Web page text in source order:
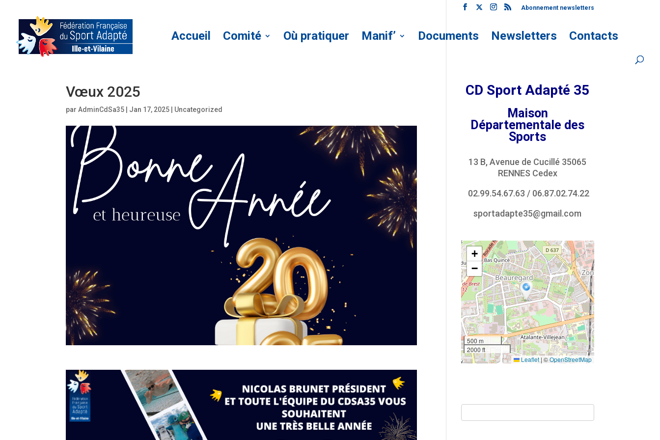
Abonnement newsletters
Accueil Comité Où pratiquer Manif’ Documents Newsletters Contacts
Vœux 2025
parAdminCdSa35 Jan 17, 2025 Uncategorized
CD Sport Adapté 35
Maison
Départementale des
Sports
13 B, Avenue de Cucillé 35065
RENNES Cedex
02.99.54.67.63 / 06.87.02.74.22
sportadapte35@gmail.com
+
−
500 m
2000 ft
Leaflet |©OpenStreetMap